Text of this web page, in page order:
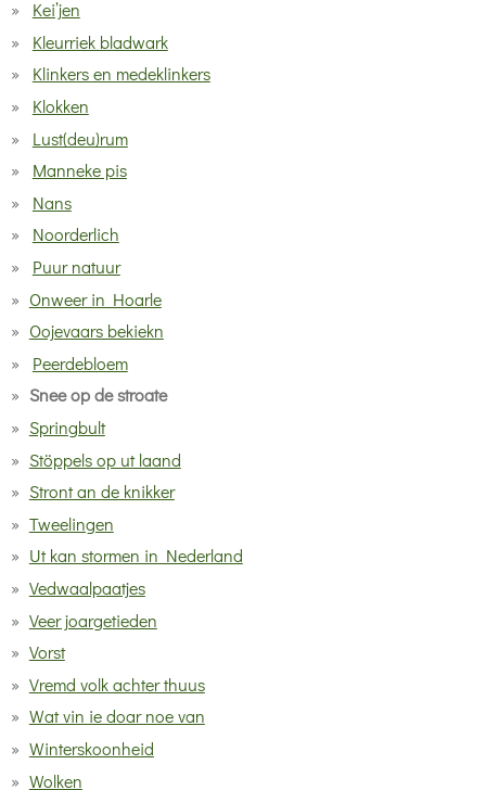
Kei’jen
Kleurriek bladwark
Klinkers en medeklinkers
Klokken
Lust(deu)rum
Manneke pis
Nans
Noorderlich
Puur natuur
Onweer in Hoarle
Oojevaars bekiekn
Peerdebloem
Snee op de stroate
Springbult
Stöppels op ut laand
Stront an de knikker
Tweelingen
Ut kan stormen in Nederland
Vedwaalpaatjes
Veer joargetieden
Vorst
Vremd volk achter thuus
Wat vin ie doar noe van
Winterskoonheid
Wolken